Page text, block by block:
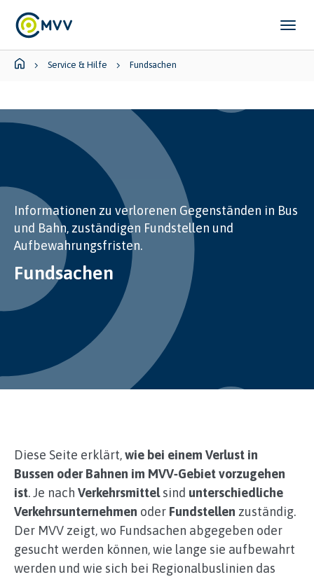
Skip to main content
Skip to page footer
You are here:
Service & Hilfe Fundsachen
Informationen zu verlorenen Gegenständen in Bus
und Bahn, zuständigen Fundstellen und
Aufbewahrungsfristen.
Fundsachen
Diese Seite erklärt,wie bei einem Verlust in
Bussen oder Bahnen im MVV‑Gebiet vorzugehen
ist. Je nach Verkehrsmittelsind unterschiedliche
Verkehrsunternehmen oder Fundstellen zuständig.
Der MVV zeigt, wo Fundsachen abgegeben oder
gesucht werden können, wie lange sie aufbewahrt
werden und wie sich bei Regionalbuslinien das